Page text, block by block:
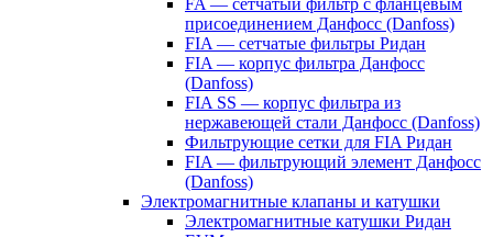
FA — сетчатый фильтр с фланцевым
присоединением Данфосс (Danfoss)
FIA — сетчатые фильтры Ридан
FIA — корпус фильтра Данфосс
(Danfoss)
FIA SS — корпус фильтра из
нержавеющей стали Данфосс (Danfoss)
Фильтрующие сетки для FIA Ридан
FIA — фильтрующий элемент Данфосс
(Danfoss)
Электромагнитные клапаны и катушки
Электромагнитные катушки Ридан